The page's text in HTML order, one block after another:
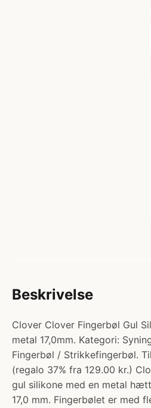
Beskrivelse
Clover Clover Fingerbøl Gul
metal 17,0mm. Kategori:
Fingerbøl / Strikkefingerbøl.
(regalo 37% fra 129.00 kr.)
gul silikone med en metal
17,0 mm. Fingerbølet er med